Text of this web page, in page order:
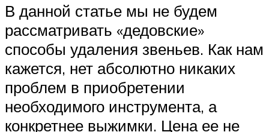
В данной статье мы не будем
рассматривать «дедовские»
способы удаления звеньев. Как нам
кажется, нет абсолютно никаких
проблем в приобретении
необходимого инструмента, а
конкретнее выжимки. Цена ее не